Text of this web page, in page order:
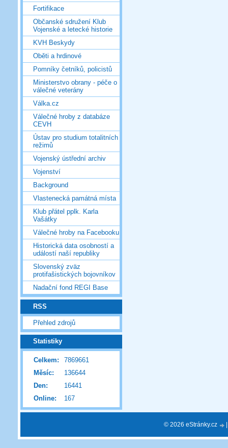
Fortifikace
Občanské sdružení Klub
Vojenské a letecké historie
KVH Beskydy
Oběti a hrdinové
Pomníky četníků, policistů
Ministerstvo obrany - péče o
válečné veterány
Válka.cz
Válečné hroby z databáze
CEVH
Ústav pro studium totalitních
režimů
Vojenský ústřední archiv
Vojenství
Background
Vlastenecká památná místa
Klub přátel pplk. Karla
Vašátky
Válečné hroby na Facebooku
Historická data osobností a
událostí naší republiky
Slovenský zväz
protifašistických bojovníkov
Nadační fond REGI Base
RSS
Přehled zdrojů
Statistiky
Online: 167
Celkem:
7869661
Měsíc:
136644
Den:
16441
© 2026 eStránky.cz